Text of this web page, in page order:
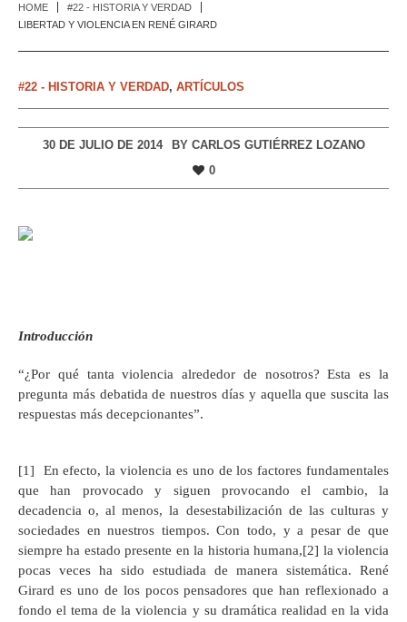
HOME
#22 - HISTORIA Y VERDAD
LIBERTAD Y VIOLENCIA EN RENÉ GIRARD
#22 - HISTORIA Y VERDAD, ARTÍCULOS
30 DE JULIO DE 2014 BY CARLOS GUTIÉRREZ LOZANO
0
Introducción
“¿Por qué tanta violencia alrededor de nosotros? Esta es la
pregunta más debatida de nuestros días y aquella que suscita las
respuestas más decepcionantes”.
[1] En efecto, la violencia es uno de los factores fundamentales
que han provocado y siguen provocando el cambio, la
decadencia o, al menos, la desestabilización de las culturas y
sociedades en nuestros tiempos. Con todo, y a pesar de que
siempre ha estado presente en la historia humana,[2] la violencia
pocas veces ha sido estudiada de manera sistemática. René
Girard es uno de los pocos pensadores que han reflexionado a
fondo el tema de la violencia y su dramática realidad en la vida